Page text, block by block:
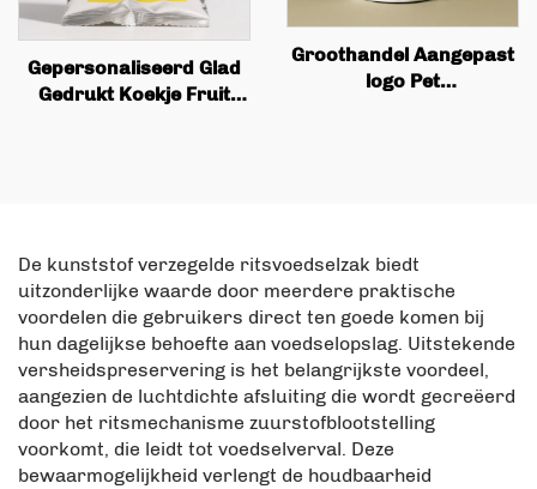
Gepersonaliseerd Glad
Gedrukt Koekje Fruit
Groothandel Aangepast
logo Pet
De kunststof verzegelde ritsvoedselzak biedt
uitzonderlijke waarde door meerdere praktische
voordelen die gebruikers direct ten goede komen bij
hun dagelijkse behoefte aan voedselopslag. Uitstekende
versheidspreservering is het belangrijkste voordeel,
aangezien de luchtdichte afsluiting die wordt gecreëerd
door het ritsmechanisme zuurstofblootstelling
voorkomt, die leidt tot voedselverval. Deze
bewaarmogelijkheid verlengt de houdbaarheid